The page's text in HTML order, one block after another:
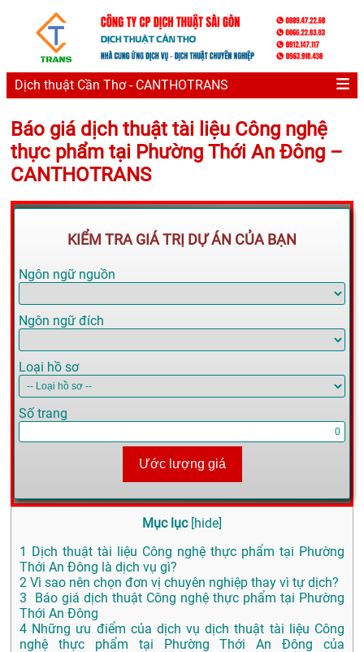
Dịch thuật Cần Thơ - CANTHOTRANS
Báo giá dịch thuật tài liệu Công nghệ
thực phẩm tại Phường Thới An Đông –
CANTHOTRANS
KIỂM TRA GIÁ TRỊ DỰ ÁN CỦA BẠN
Ngôn ngữ nguồn
Ngôn ngữ đích
Loại hồ sơ
Số trang
Ước lượng giá
Mục lục [hide]
1
Dịch thuật tài liệu Công nghệ thực phẩm tại Phường
Thới An Đông là dịch vụ gì?
2 Vì sao nên chọn đơn vị chuyên nghiệp thay vì tự dịch?
3 Báo giá dịch thuật Công nghệ thực phẩm tại Phường
Thới An Đông
4 Những ưu điểm của dịch vụ dịch thuật tài liệu Công
nghệ thực phẩm tại Phường Thới An Đông của